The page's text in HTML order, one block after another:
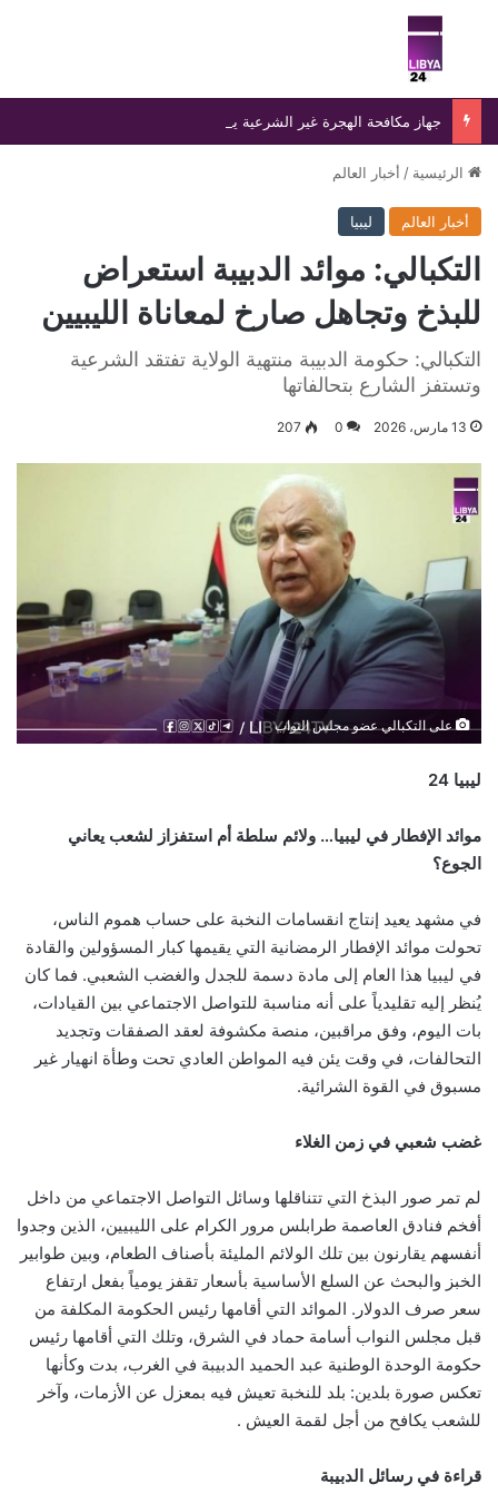
بحث عن
الرئيسية / أخبار العالم
أخبار العالم ليبيا
التكبالي: موائد الدبيبة استعراض
للبذخ وتجاهل صارخ لمعاناة الليبيين
التكبالي: حكومة الدبيبة منتهية الولاية تفتقد الشرعية
وتستفز الشارع بتحالفاتها
13 مارس، 2026 0
207
على التكبالي عضو مجلس النواب
ليبيا 24
موائد الإفطار في ليبيا… ولائم سلطة أم استفزاز لشعب يعاني
الجوع؟
في مشهد يعيد إنتاج انقسامات النخبة على حساب هموم الناس،
تحولت موائد الإفطار الرمضانية التي يقيمها كبار المسؤولين والقادة
في ليبيا هذا العام إلى مادة دسمة للجدل والغضب الشعبي. فما كان
يُنظر إليه تقليدياً على أنه مناسبة للتواصل الاجتماعي بين القيادات،
بات اليوم، وفق مراقبين، منصة مكشوفة لعقد الصفقات وتجديد
التحالفات، في وقت يئن فيه المواطن العادي تحت وطأة انهيار غير
مسبوق في القوة الشرائية.
غضب شعبي في زمن الغلاء
لم تمر صور البذخ التي تتناقلها وسائل التواصل الاجتماعي من داخل
أفخم فنادق العاصمة طرابلس مرور الكرام على الليبيين، الذين وجدوا
أنفسهم يقارنون بين تلك الولائم المليئة بأصناف الطعام، وبين طوابير
الخبز والبحث عن السلع الأساسية بأسعار تقفز يومياً بفعل ارتفاع
سعر صرف الدولار. الموائد التي أقامها رئيس الحكومة المكلفة من
قبل مجلس النواب أسامة حماد في الشرق، وتلك التي أقامها رئيس
حكومة الوحدة الوطنية عبد الحميد الدبيبة في الغرب، بدت وكأنها
تعكس صورة بلدين: بلد للنخبة تعيش فيه بمعزل عن الأزمات، وآخر
للشعب يكافح من أجل لقمة العيش .
قراءة في رسائل الدبيبة